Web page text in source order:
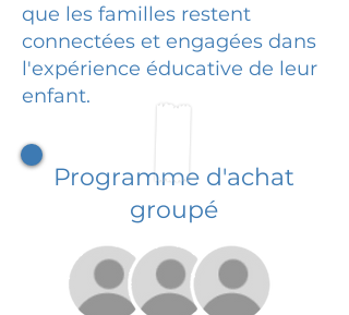
que les familles restent
connectées et engagées dans
l'expérience éducative de leur
enfant.
Programme d'achat
groupé